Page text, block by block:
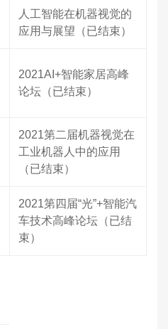
人工智能在机器视觉的
应用与展望（已结束）
2021AI+智能家居高峰
论坛（已结束）
2021第二届机器视觉在
工业机器人中的应用
（已结束）
2021第四届“光”+智能汽
车技术高峰论坛（已结
束）